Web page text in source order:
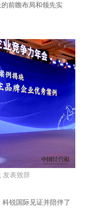
前瞻布局和领先实
发表致辞
锐国际见证并陪伴了